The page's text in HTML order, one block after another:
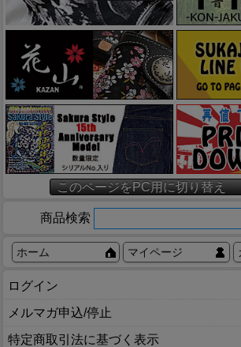
このページをPC用に切り替え
商品検索
ホーム マイページ
ログイン
メルマガ申込/停止
特定商取引法に基づく表示